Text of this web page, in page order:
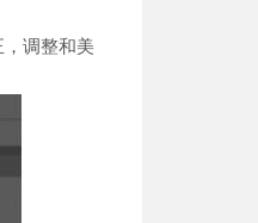
调整和美